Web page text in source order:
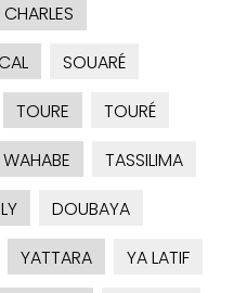
CHARLES
SOUARÉ
TOURE
TOURÉ
WAHABE
TASSILIMA
DOUBAYA
YATTARA
YA LATIF